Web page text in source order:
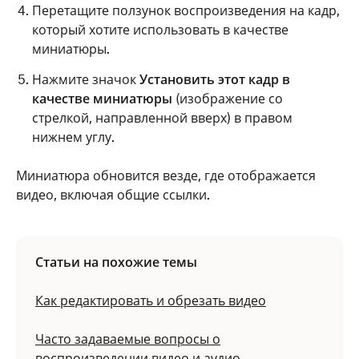
Чтобы перемотать видео на 15 секунд вперед
или назад, нажмите
(вперед на 15 секунд)
или
(назад на 15 секунд). Для этого также
сторону экрана.
Чтобы изменить скорость воспроизведения,
нажмите
нажать и удерживать в любом месте экрана,
чтобы смотреть видео со скоростью 2X.
затем нажмитеКачество
Чтобы включить повтор видео, нажмите
Перетащите ползунок воспроизведения на кадр,
который хотите использовать в качестве
миниатюры.
Нажмите значок Установить этот кадр в
качестве миниатюры (изображение со
стрелкой, направленной вверх) в правом
нижнем углу.
Миниатюра обновится везде, где отображается
видео, включая общие ссылки.
Статьи на похожие темы
Как редактировать и обрезать видео
Часто задаваемые вопросы о